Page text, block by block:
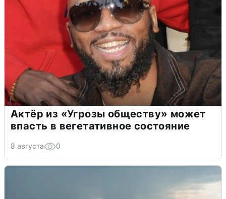
Актёр из «Угрозы обществу» может
впасть в вегетативное состояние
8 августа 0